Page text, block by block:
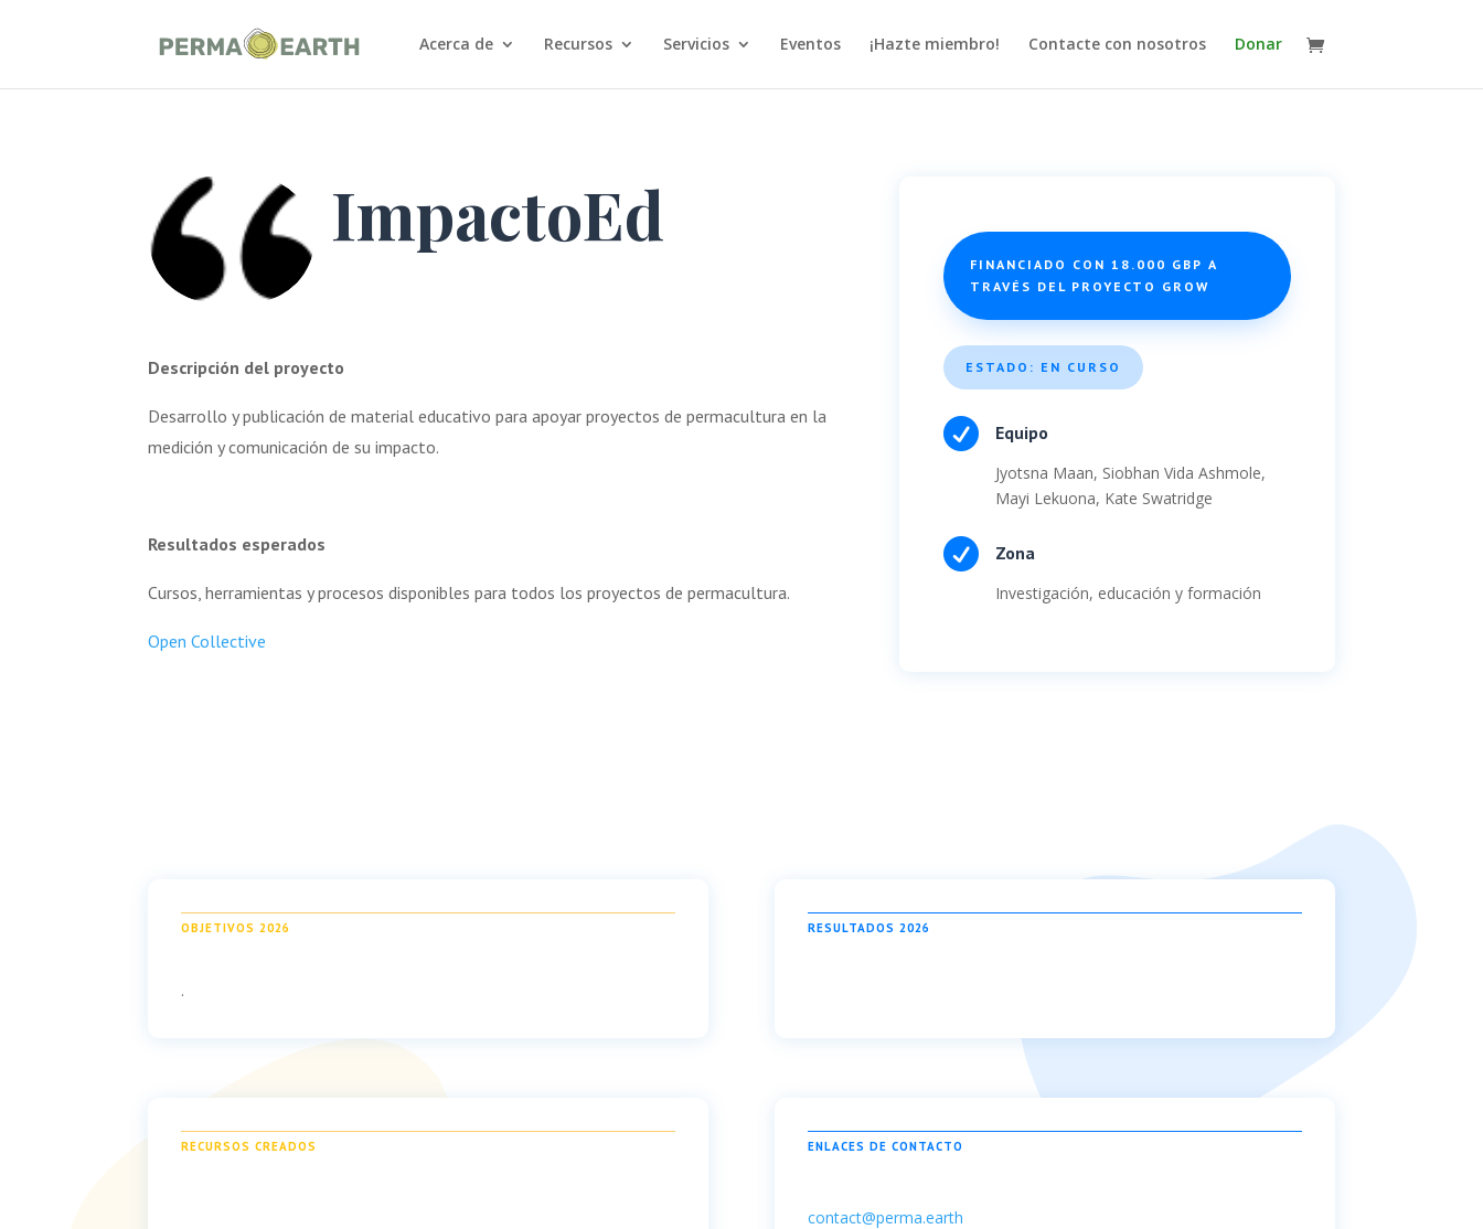
Acerca de Recursos Servicios Eventos ¡Hazte miembro! Contacte con nosotros Donar
ImpactoEd
Descripción del proyecto
Desarrollo y publicación de material educativo para apoyar proyectos de permacultura en la
medición y comunicación de su impacto.
Resultados esperados
Cursos, herramientas y procesos disponibles para todos los proyectos de permacultura.
Open Collective
FINANCIADO CON 18.000 GBP A
TRAVÉS DEL PROYECTO GROW
ESTADO: EN CURSO
 Equipo
Jyotsna Maan, Siobhan Vida Ashmole,
Mayi Lekuona, Kate Swatridge
 Zona
Investigación, educación y formación
OBJETIVOS 2026
.
RESULTADOS 2026
RECURSOS CREADOS ENLACES DE CONTACTO
contact@perma.earth